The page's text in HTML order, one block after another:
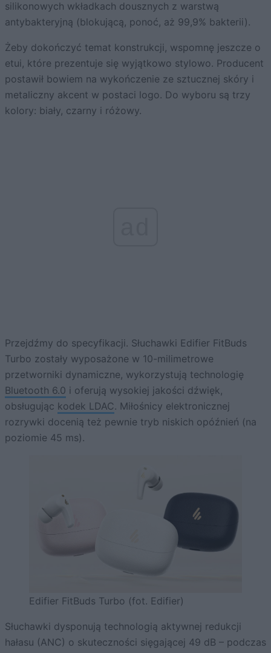
silikonowych wkładkach dousznych z warstwą
antybakteryjną (blokującą, ponoć, aż 99,9% bakterii).
Żeby dokończyć temat konstrukcji, wspomnę jeszcze o
etui, które prezentuje się wyjątkowo stylowo. Producent
postawił bowiem na wykończenie ze sztucznej skóry i
metaliczny akcent w postaci logo. Do wyboru są trzy
kolory: biały, czarny i różowy.
Przejdźmy do specyfikacji. Słuchawki Edifier FitBuds
Turbo zostały wyposażone w 10-milimetrowe
przetworniki dynamiczne, wykorzystują technologię
Bluetooth 6.0 i oferują wysokiej jakości dźwięk,
obsługując kodek LDAC. Miłośnicy elektronicznej
rozrywki docenią też pewnie tryb niskich opóźnień (na
poziomie 45 ms).
Edifier FitBuds Turbo (fot. Edifier)
Słuchawki dysponują technologią aktywnej redukcji
hałasu (ANC) o skuteczności sięgającej 49 dB – podczas